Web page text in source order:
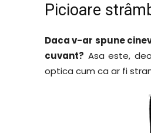
Picioare
Daca v-ar spune
cuvant? Asa este,
optica cum ca ar fi